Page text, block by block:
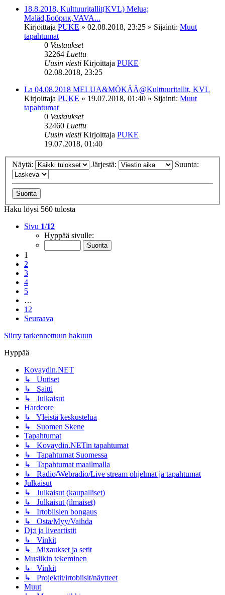
18.8.2018, Kulttuuritallit(KVL) Melua;
Maläd,Бобрик,VAVA...
Kirjoittaja PUKE » 02.08.2018, 23:25 » Sijainti: Muut
tapahtumat
0 Vastaukset
32264 Luettu
Uusin viesti Kirjoittaja PUKE
02.08.2018, 23:25
La 04.08.2018 MELUA&MÖKÄÄ@Kulttuuritallit, KVL
Kirjoittaja PUKE » 19.07.2018, 01:40 » Sijainti: Muut
tapahtumat
0 Vastaukset
32460 Luettu
Uusin viesti Kirjoittaja PUKE
19.07.2018, 01:40
Näytä: Järjestä: Suunta:
Haku löysi 560 tulosta
Sivu 1/12
Hyppää sivulle:
1
2
3
4
5
…
12
Seuraava
Siirry tarkennettuun hakuun
Hyppää
Kovaydin.NET
↳ Uutiset
↳ Saitti
↳ Julkaisut
Hardcore
↳ Yleistä keskustelua
↳ Suomen Skene
Tapahtumat
↳ Kovaydin.NETin tapahtumat
↳ Tapahtumat Suomessa
↳ Tapahtumat maailmalla
↳ Radio/Webradio/Live stream ohjelmat ja tapahtumat
Julkaisut
↳ Julkaisut (kaupalliset)
↳ Julkaisut (ilmaiset)
↳ Irtobiisien bongaus
↳ Osta/Myy/Vaihda
Dj:t ja liveartistit
↳ Vinkit
↳ Mixaukset ja setit
Musiikin tekeminen
↳ Vinkit
↳ Projektit/irtobiisit/näytteet
Muut